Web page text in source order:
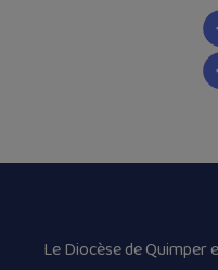
Le Diocèse de Quimper